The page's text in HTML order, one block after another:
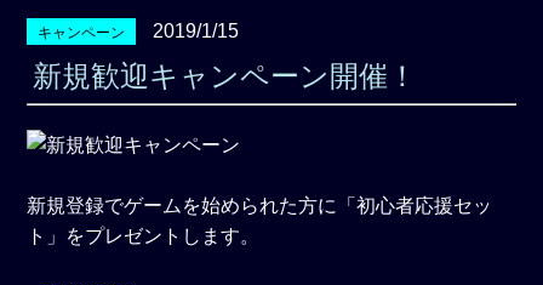
キャンペーン 2019/1/15
新規歓迎キャンペーン開催！
新規登録でゲームを始められた方に「初心者応援セッ
ト」をプレゼントします。